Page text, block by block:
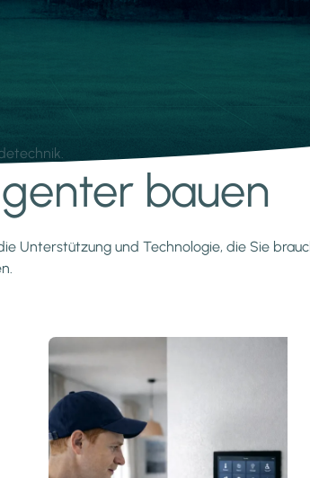
bauen
Unterstützung und Technologie, die Sie